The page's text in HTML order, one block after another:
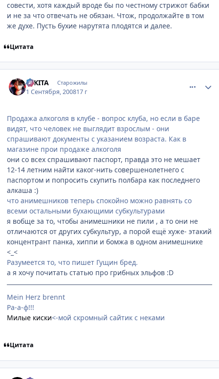
совести, хотя каждый вроде бы по честному стрижот бабки
и не за что отвечать не обязан. Чтож, продолжайте в том
же духе. Пусть бухие нарутята плодятся и далее.
Цитата
NIKITA Старожилы
1 Сентября, 200817 г
Продажа алкоголя в клубе - вопрос клуба, но если в баре
видят, что человек не выглядит взрослым - они
спрашивают документы с указанием возраста. Как в
магазине прои продаже алкоголя
они со всех спрашивают паспорт, правда это не мешает
12-14 летним найти каког-нить совершенолетнего с
паспортом и попросить скупить полбара как последнего
алкаша :)
что анимешников теперь спокойно можно равнять со
всеми остальными бухающими субкультурами
я вобще за то, чтобы анимешники не пили , а то они не
отличаются от других субкультур, а порой ещё хуже- этакий
концентрант панка, хиппи и бомжа в одном анимешнике
<_<
Разумеется то, что пишет Гущин бред.
а я хочу почитать статью про грибных эльфов :D
Mein Herz brennt
Ра-а-ф!!!
Милые киски<-мой скромный сайтик с неками
Цитата